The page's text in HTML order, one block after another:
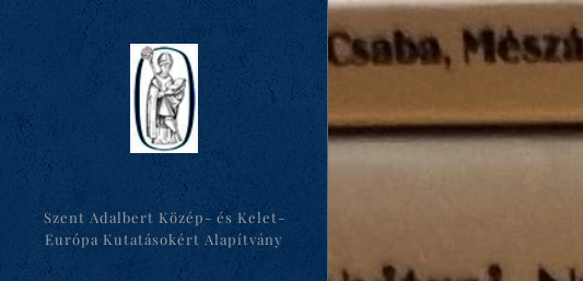
Szent Adalbert Közép- és Kelet-
Európa Kutatásokért Alapítvány